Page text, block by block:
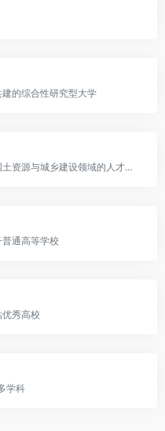
的综合性研究型大学
国家重点大学，专注于交通、国土资源与城乡建设领域的人才培养与科研
通高等学校
秀高校
学科